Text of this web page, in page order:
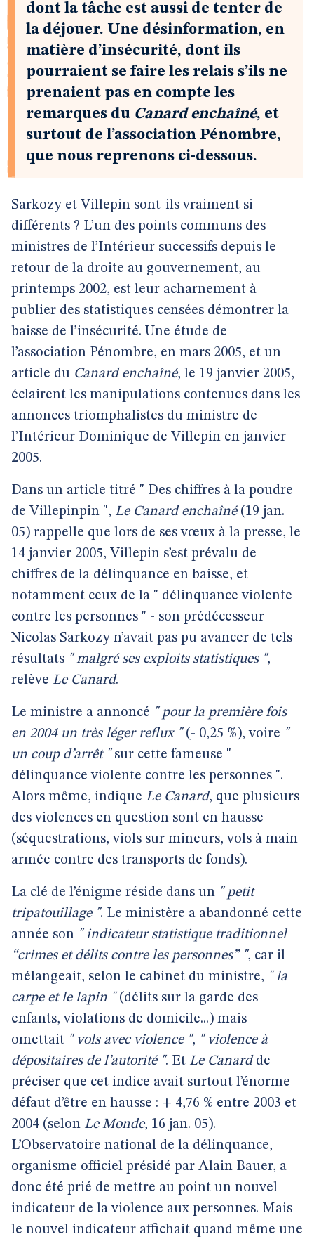
dont la tâche est aussi de tenter de
la déjouer. Une désinformation, en
matière d’insécurité, dont ils
pourraient se faire les relais s’ils ne
prenaient pas en compte les
remarques du Canard enchaîné, et
surtout de l’association Pénombre,
que nous reprenons ci-dessous.
Sarkozy et Villepin sont-ils vraiment si
différents ? L’un des points communs des
ministres de l’Intérieur successifs depuis le
retour de la droite au gouvernement, au
printemps 2002, est leur acharnement à
publier des statistiques censées démontrer la
baisse de l’insécurité. Une étude de
l’association Pénombre, en mars 2005, et un
article du Canard enchaîné, le 19 janvier 2005,
éclairent les manipulations contenues dans les
annonces triomphalistes du ministre de
l’Intérieur Dominique de Villepin en janvier
2005.
Dans un article titré " Des chiffres à la poudre
de Villepinpin ", Le Canard enchaîné(19 jan.
05) rappelle que lors de ses vœux à la presse, le
14 janvier 2005, Villepin s’est prévalu de
chiffres de la délinquance en baisse, et
notamment ceux de la " délinquance violente
contre les personnes " - son prédécesseur
Nicolas Sarkozy n’avait pas pu avancer de tels
résultats " malgré ses exploits statistiques ",
relève Le Canard.
Le ministre a annoncé " pour la première fois
en 2004 un très léger reflux "(- 0,25 %), voire "
un coup d’arrêt "sur cette fameuse "
délinquance violente contre les personnes ".
Alors même, indique Le Canard, que plusieurs
des violences en question sont en hausse
(séquestrations, viols sur mineurs, vols à main
armée contre des transports de fonds).
La clé de l’énigme réside dans un " petit
tripatouillage ". Le ministère a abandonné cette
année son " indicateur statistique traditionnel
“crimes et délits contre les personnes” ", car il
mélangeait, selon le cabinet du ministre, " la
carpe et le lapin "(délits sur la garde des
enfants, violations de domicile...) mais
omettait " vols avec violence ", " violence à
dépositaires de l’autorité ". Et Le Canardde
préciser que cet indice avait surtout l’énorme
défaut d’être en hausse : + 4,76 % entre 2003 et
2004 (selon Le Monde, 16 jan. 05).
L’Observatoire national de la délinquance,
organisme officiel présidé par Alain Bauer, a
donc été prié de mettre au point un nouvel
indicateur de la violence aux personnes. Mais
le nouvel indicateur affichait quand même une